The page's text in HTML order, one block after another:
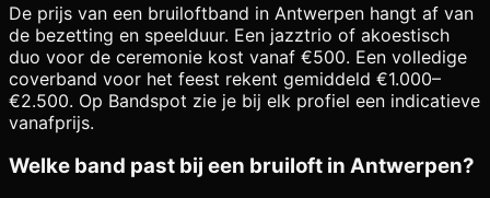
De prijs van een bruiloftband in Antwerpen hangt af van
de bezetting en speelduur. Een jazztrio of akoestisch
duo voor de ceremonie kost vanaf €500. Een volledige
coverband voor het feest rekent gemiddeld €1.000–
€2.500. Op Bandspot zie je bij elk profiel een indicatieve
vanafprijs.
Welke band past bij een bruiloft in Antwerpen?